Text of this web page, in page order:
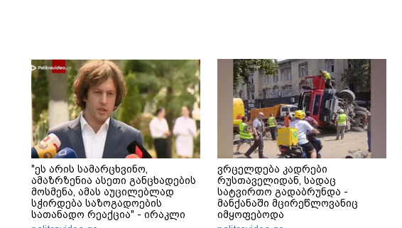
"ეს არის სამარცხვინო,
ამაზრზენია ასეთი განცხადების
მოსმენა, ამას აუცილებლად
სჭირდება საზოგადოების
სათანადო რეაქცია" - ირაკლი
ვრცელდება კადრები
რუსთაველიდან, სადაც
სატვირთო გადაბრუნდა -
მანქანაში მცირეწლოვანიც
იმყოფებოდა